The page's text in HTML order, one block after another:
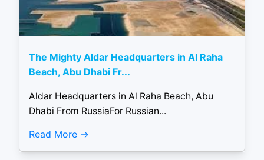
The Mighty Aldar Headquarters in Al Raha
Beach, Abu Dhabi Fr...
Aldar Headquarters in Al Raha Beach, Abu
Dhabi From RussiaFor Russian...
Read More